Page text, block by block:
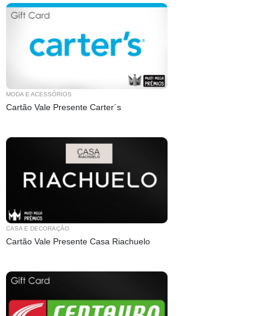
MODA E ACESSÓRIOS
Cartão Vale Presente Carter´s
CASA E DECORAÇÃO
Cartão Vale Presente Casa Riachuelo